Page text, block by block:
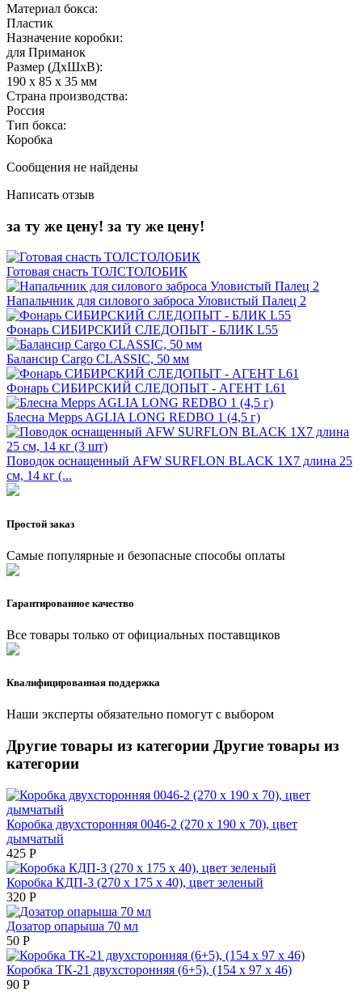
Материал бокса:
Пластик
Назначение коробки:
для Приманок
Размер (ДхШхВ):
190 х 85 х 35 мм
Страна производства:
Россия
Тип бокса:
Коробка
Сообщения не найдены
Написать отзыв
за ту же цену! за ту же цену!
Готовая снасть ТОЛСТОЛОБИК
Напальчник для силового заброса Уловистый Палец 2
Фонарь СИБИРСКИЙ СЛЕДОПЫТ - БЛИК L55
Балансир Cargo CLASSIC, 50 мм
Фонарь СИБИРСКИЙ СЛЕДОПЫТ - АГЕНТ L61
Блесна Mepps AGLIA LONG REDBO 1 (4,5 г)
Поводок оснащенный AFW SURFLON BLACK 1Х7 длина 25
см, 14 кг (...
Простой заказ
Самые популярные и безопасные способы оплаты
Гарантированное качество
Все товары только от официальных поставщиков
Квалифицированная поддержка
Наши эксперты обязательно помогут с выбором
Другие товары из категории Другие товары из
категории
Коробка двухсторонняя 0046-2 (270 х 190 х 70), цвет
дымчатый
425 Р
Коробка КДП-3 (270 х 175 х 40), цвет зеленый
320 Р
Дозатор опарыша 70 мл
50 Р
Коробка ТК-21 двухсторонняя (6+5), (154 х 97 х 46)
90 Р